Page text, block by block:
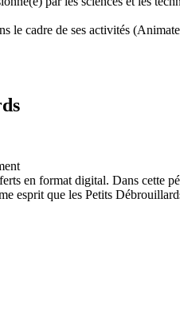
le cadre de ses activités
en format digital. Dans cette
esprit que les Petits